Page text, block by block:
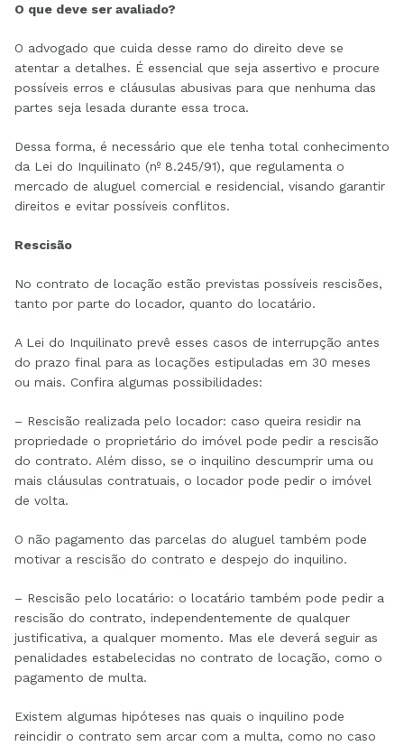
O que deve ser avaliado?
O advogado que cuida desse ramo do direito deve se
atentar a detalhes. É essencial que seja assertivo e procure
possíveis erros e cláusulas abusivas para que nenhuma das
partes seja lesada durante essa troca.
Dessa forma, é necessário que ele tenha total conhecimento
da Lei do Inquilinato (nº 8.245/91), que regulamenta o
mercado de aluguel comercial e residencial, visando garantir
direitos e evitar possíveis conflitos.
Rescisão
No contrato de locação estão previstas possíveis rescisões,
tanto por parte do locador, quanto do locatário.
A Lei do Inquilinato prevê esses casos de interrupção antes
do prazo final para as locações estipuladas em 30 meses
ou mais. Confira algumas possibilidades:
– Rescisão realizada pelo locador: caso queira residir na
propriedade o proprietário do imóvel pode pedir a rescisão
do contrato. Além disso, se o inquilino descumprir uma ou
mais cláusulas contratuais, o locador pode pedir o imóvel
de volta.
O não pagamento das parcelas do aluguel também pode
motivar a rescisão do contrato e despejo do inquilino.
– Rescisão pelo locatário: o locatário também pode pedir a
rescisão do contrato, independentemente de qualquer
justificativa, a qualquer momento. Mas ele deverá seguir as
penalidades estabelecidas no contrato de locação, como o
pagamento de multa.
Existem algumas hipóteses nas quais o inquilino pode
reincidir o contrato sem arcar com a multa, como no caso